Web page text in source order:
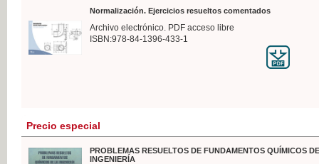
Normalización. Ejercicios resueltos comentados
Archivo electrónico. PDF acceso libre
ISBN:978-84-1396-433-1
Precio especial
PROBLEMAS RESUELTOS DE FUNDAMENTOS QUÍMICOS
INGENIERÍA